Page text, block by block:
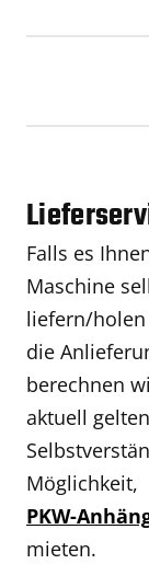
Falls es
Maschine
liefern/
die
berechnen
aktuell
Möglichkeit,
PKW-
mieten.